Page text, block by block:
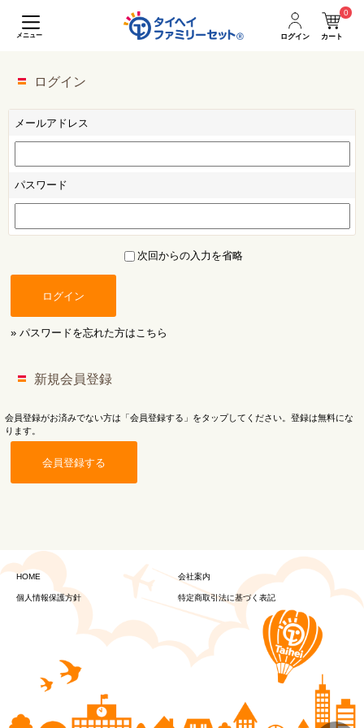
メニュー ログイン カート
0
ログイン
メールアドレス
パスワード
次回からの入力を省略
ログイン
» パスワードを忘れた方はこちら
新規会員登録
会員登録がお済みでない方は「会員登録する」をタップしてください。登録は無料にな
ります。
会員登録する
HOME 会社案内
個人情報保護方針 特定商取引法に基づく表記